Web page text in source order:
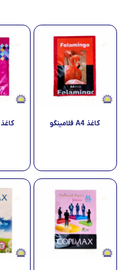
کاغذ A4 فلامینگو کاغذ A4 رز پرینت